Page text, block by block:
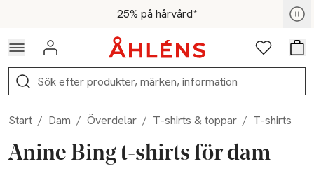
Hoppa till navigationsmenyn25% på hårvård*
För medlemmar - Shoppa nu
Logga in Favoriter
Sök
Start / Dam / Överdelar / T-shirts & toppar / T-shirts
Anine Bing t-shirts för dam